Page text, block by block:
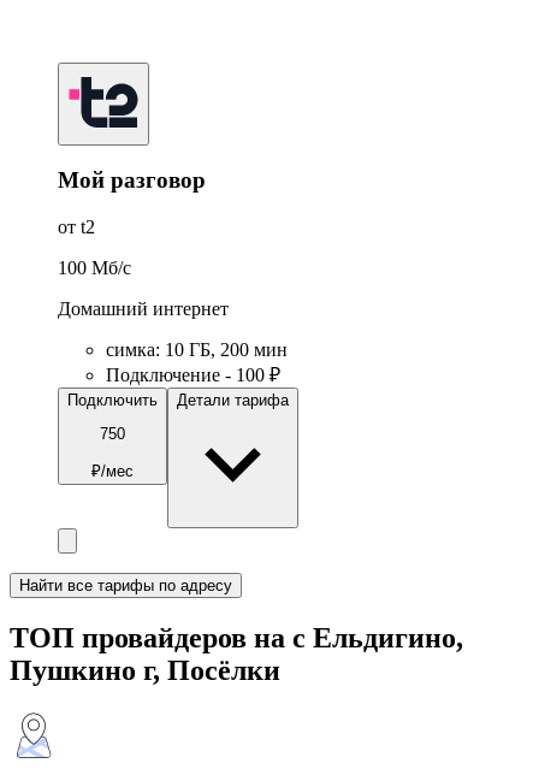
Мой разговор
от t2
100 Мб/c
Домашний интернет
симка: 10 ГБ, 200 мин
Подключение - 100 ₽
Подключить
750
₽/мес
Детали тарифа
Найти все тарифы по адресу
ТОП провайдеров на с Ельдигино,
Пушкино г, Посёлки